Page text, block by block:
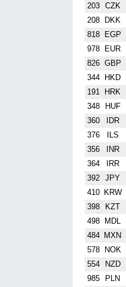
203 CZK
208 DKK
818 EGP
978 EUR
826 GBP
344 HKD
191 HRK
348 HUF
360 IDR
376 ILS
356 INR
364 IRR
392 JPY
410 KRW
398 KZT
498 MDL
484 MXN
578 NOK
554 NZD
985 PLN